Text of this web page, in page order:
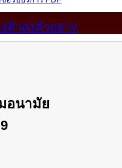
คิวส่งตัวอย่าง
อนามัย